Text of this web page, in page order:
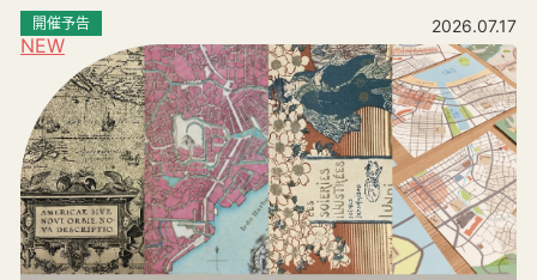
NEW
開催予告 2026.07.17